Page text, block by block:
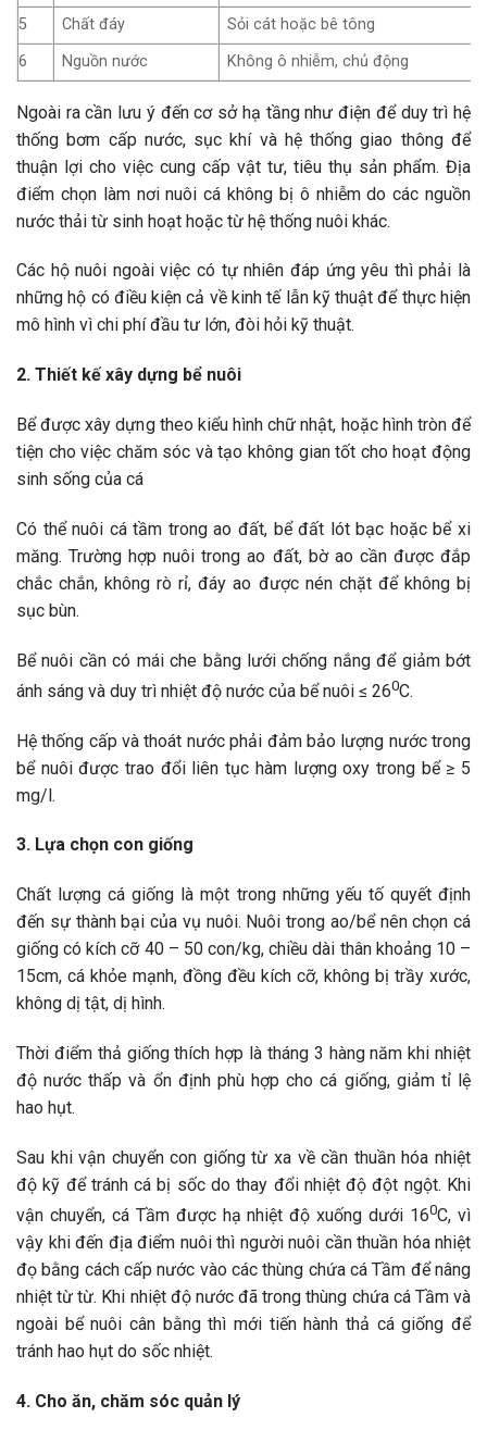
5
Chất đáy
Sỏi cát hoặc bê tông
6
Nguồn nước Không ô nhiễm, chủ động
Ngoài ra cần lưu ý đến cơ sở hạ tầng như điện để duy trì hệ
thống bơm cấp nước, sục khí và hệ thống giao thông để
thuận lợi cho việc cung cấp vật tư, tiêu thụ sản phẩm. Địa
điểm chọn làm nơi nuôi cá không bị ô nhiễm do các nguồn
nước thải từ sinh hoạt hoặc từ hệ thống nuôi khác.
Các hộ nuôi ngoài việc có tự nhiên đáp ứng yêu thì phải là
những hộ có điều kiện cả về kinh tế lẫn kỹ thuật để thực hiện
mô hình vì chi phí đầu tư lớn, đòi hỏi kỹ thuật.
2. Thiết kế xây dựng bể nuôi
Bể được xây dựng theo kiểu hình chữ nhật, hoặc hình tròn để
tiện cho việc chăm sóc và tạo không gian tốt cho hoạt động
sinh sống của cá
Có thể nuôi cá tầm trong ao đất, bể đất lót bạc hoặc bể xi
măng. Trường hợp nuôi trong ao đất, bờ ao cần được đắp
chắc chắn, không rò rỉ, đáy ao được nén chặt để không bị
sục bùn.
Bể nuôi cần có mái che bằng lưới chống nắng để giảm bớt
ánh sáng và duy trì nhiệt độ nước của bể nuôi ≤ 260C.
Hệ thống cấp và thoát nước phải đảm bảo lượng nước trong
bể nuôi được trao đổi liên tục hàm lượng oxy trong bể ≥ 5
mg/l.
3. Lựa chọn con giống
Chất lượng cá giống là một trong những yếu tố quyết định
đến sự thành bại của vụ nuôi. Nuôi trong ao/bể nên chọn cá
giống có kích cỡ 40 – 50 con/kg, chiều dài thân khoảng 10 –
15cm, cá khỏe mạnh, đồng đều kích cỡ, không bị trầy xước,
không dị tật, dị hình.
Thời điểm thả giống thích hợp là tháng 3 hàng năm khi nhiệt
độ nước thấp và ổn định phù hợp cho cá giống, giảm tỉ lệ
hao hụt.
Sau khi vận chuyển con giống từ xa về cần thuần hóa nhiệt
độ kỹ để tránh cá bị sốc do thay đổi nhiệt độ đột ngột. Khi
vận chuyển, cá Tầm được hạ nhiệt độ xuống dưới 160C, vì
vậy khi đến địa điểm nuôi thì người nuôi cần thuần hóa nhiệt
đọ bằng cách cấp nước vào các thùng chứa cá Tầm để nâng
nhiệt từ từ. Khi nhiệt độ nước đã trong thùng chứa cá Tầm và
ngoài bể nuôi cân bằng thì mới tiến hành thả cá giống để
tránh hao hụt do sốc nhiệt.
4. Cho ăn, chăm sóc quản lý